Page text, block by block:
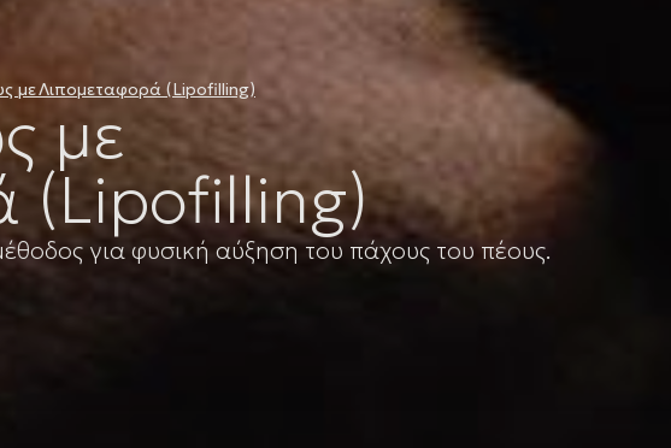
με Λιπομεταφορά (Lipofilling)
με
(Lipofilling)
για φυσική αύξηση του πάχους του πέους.